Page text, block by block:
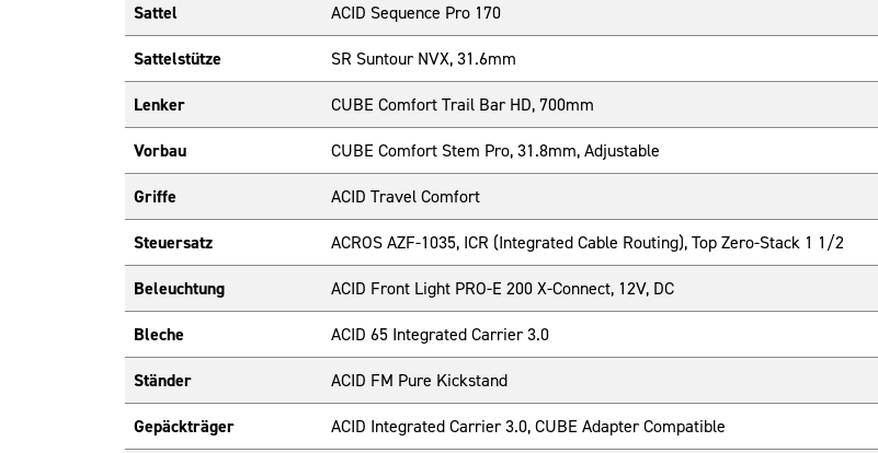
Sattel ACID Sequence Pro 170
Sattelstütze SR Suntour NVX, 31.6mm
Lenker CUBE Comfort Trail Bar HD, 700mm
Vorbau CUBE Comfort Stem Pro, 31.8mm, Adjustable
Griffe ACID Travel Comfort
Steuersatz ACROS AZF-1035, ICR (Integrated Cable Routing), Top Zero-Stack 1 1/2
Beleuchtung ACID Front Light PRO-E 200 X-Connect, 12V, DC
Bleche ACID 65 Integrated Carrier 3.0
Ständer ACID FM Pure Kickstand
Gepäckträger ACID Integrated Carrier 3.0, CUBE Adapter Compatible